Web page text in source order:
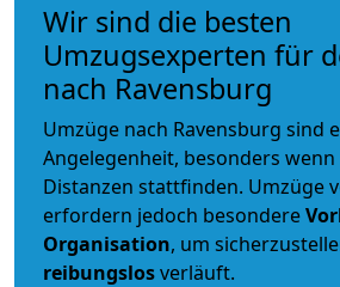
Wir sind die besten
Umzugsexperten für
nach Ravensburg
Umzüge nach Ravensburg sind
Angelegenheit, besonders
Distanzen stattfinden. Umzüge
erfordern jedoch besondere
Organisation, um
reibungslosverläuft.